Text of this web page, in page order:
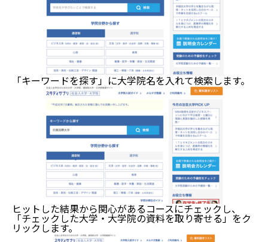
「キーワードを探す」に大学院名を入れて検索します。
ヒットした結果から関心があるコースにチェックし、
「チェックした大学・大学院の資料を取り寄せる」をク
リックします。